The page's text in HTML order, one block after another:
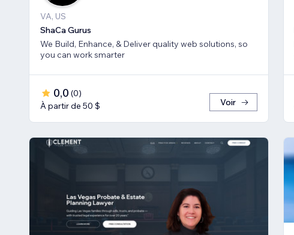
VA, US
ShaCa Gurus
We Build, Enhance, & Deliver quality web solutions, so
you can work smarter
0,0 (0)
À partir de 50 $
Voir